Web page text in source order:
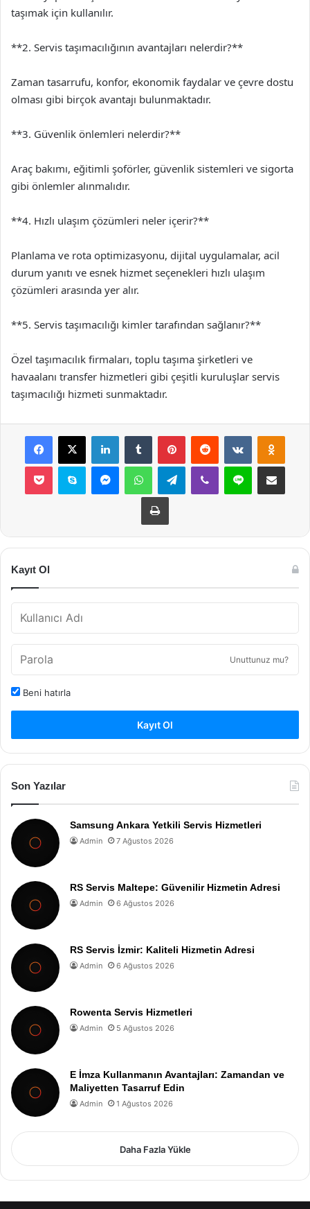
taşımak için kullanılır.
**2. Servis taşımacılığının avantajları nelerdir?**
Zaman tasarrufu, konfor, ekonomik faydalar ve çevre dostu
olması gibi birçok avantajı bulunmaktadır.
**3. Güvenlik önlemleri nelerdir?**
Araç bakımı, eğitimli şoförler, güvenlik sistemleri ve sigorta
gibi önlemler alınmalıdır.
**4. Hızlı ulaşım çözümleri neler içerir?**
Planlama ve rota optimizasyonu, dijital uygulamalar, acil
durum yanıtı ve esnek hizmet seçenekleri hızlı ulaşım
çözümleri arasında yer alır.
**5. Servis taşımacılığı kimler tarafından sağlanır?**
Özel taşımacılık firmaları, toplu taşıma şirketleri ve
havaalanı transfer hizmetleri gibi çeşitli kuruluşlar servis
taşımacılığı hizmeti sunmaktadır.
Facebook
X LinkedInTumblr PinterestReddit VKontakte
Pocket Skype MessengerWhatsAppTelegramViber Line E-Posta ile
Yazdır
Kayıt Ol
Unuttunuz mu?
Beni hatırla
Kayıt Ol
Son Yazılar
Samsung Ankara Yetkili Servis Hizmetleri
Admin 7 Ağustos 2026
RS Servis Maltepe: Güvenilir Hizmetin Adresi
Admin 6 Ağustos 2026
RS Servis İzmir: Kaliteli Hizmetin Adresi
Admin 6 Ağustos 2026
Rowenta Servis Hizmetleri
Admin 5 Ağustos 2026
E İmza Kullanmanın Avantajları: Zamandan ve
Maliyetten Tasarruf Edin
Admin 1 Ağustos 2026
Daha Fazla Yükle